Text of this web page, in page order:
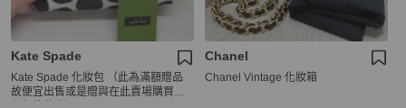
Kate Spade
Kate Spade 化妝包 （此為滿額贈品
故便宜出售或是贈與在此賣場購買任
Chanel
Chanel Vintage 化妝箱